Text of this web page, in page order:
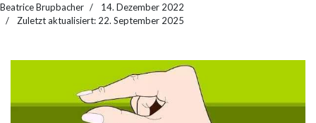
Beatrice Brupbacher
14. Dezember 2022
Zuletzt aktualisiert: 22. September 2025